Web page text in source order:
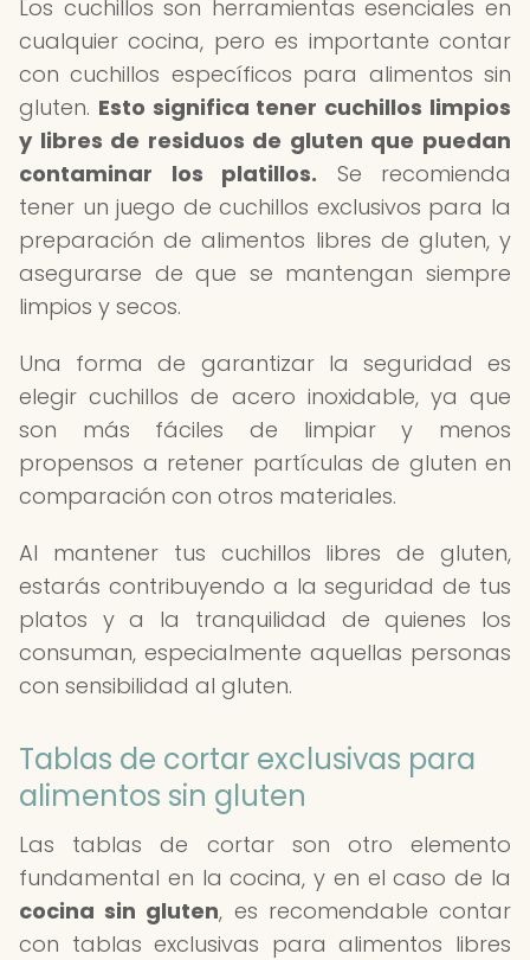
Los cuchillos son herramientas esenciales en
cualquier cocina, pero es importante contar
con cuchillos específicos para alimentos sin
gluten. Esto significa tener cuchillos limpios
y libres de residuos de gluten que puedan
contaminar los platillos. Se recomienda
tener un juego de cuchillos exclusivos para la
preparación de alimentos libres de gluten, y
asegurarse de que se mantengan siempre
limpios y secos.
Una forma de garantizar la seguridad es
elegir cuchillos de acero inoxidable, ya que
son más fáciles de limpiar y menos
propensos a retener partículas de gluten en
comparación con otros materiales.
Al mantener tus cuchillos libres de gluten,
estarás contribuyendo a la seguridad de tus
platos y a la tranquilidad de quienes los
consuman, especialmente aquellas personas
con sensibilidad al gluten.
Tablas de cortar exclusivas para
alimentos sin gluten
Las tablas de cortar son otro elemento
fundamental en la cocina, y en el caso de la
cocina sin gluten, es recomendable contar
con tablas exclusivas para alimentos libres